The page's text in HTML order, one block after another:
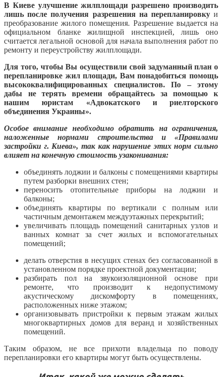
В Киеве улучшение жилплощади разрешено производить
лишь после получения разрешения на перепланировкуи
преобразование жилого помещения. Разрешение выдается на
официальном бланке жилищной инспекцией, лишь оно
считается легальной основой для начала выполнения работ по
ремонту и переустройству жилплощади.
Для того, чтобы Вы осуществили свой задуманный план о
перепланировке жил площади, Вам понадобиться помощь
высококвалифицированных специалистов. По – этому
дабы не терять времени обращайтесь за помощью к
нашим юристам «Адвокатского и риелторского
объединения Украины».
Особое внимание необходимо обратить на ограничения,
наложенные нормами строительства и «Правилами
застройки г. Киева», так как нарушение этих норм сильно
влияет на конечную стоимость узаконивания:
объединять лоджии и балконы с помещениями квартиры
путем разборки внешних стен;
переносить отопительные приборы на лоджии и
балконы;
объединять квартиры по вертикали с полным или
частичным демонтажем междуэтажных перекрытий;
увеличивать площадь помещений санитарных узлов и
ванных комнат за счет жилых и вспомогательных
помещений;
делать отверстия в несущих стенах без согласованной в
установленном порядке проектной документации;
разбирать пол на звукоизоляционной основе при
ремонте, что производит к недопустимому
акустическому дискомфорту в помещениях,
расположенных ниже этажом;
организовывать пристройки к первым этажам жилых
многоквартирных домов для веранд и хозяйственных
помещений.
Таким образом, не все прихоти владельца по поводу
перепланировки его квартиры могут быть осуществлены.